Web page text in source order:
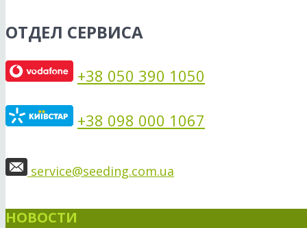
ОТДЕЛ СЕРВИСА
+38 050 390 1050
+38 098 000 1067
service@seeding.com.ua
НОВОСТИ